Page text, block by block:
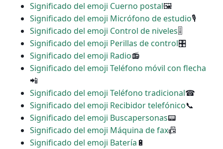
Significado del emoji Cuerno postal🖼
Significado del emoji Micrófono de estudio🎙
Significado del emoji Control de niveles🎚
Significado del emoji Perillas de control🎛
Significado del emoji Radio📻
Significado del emoji Teléfono móvil con flecha
📲
Significado del emoji Teléfono tradicional☎
Significado del emoji Recibidor telefónico📞
Significado del emoji Buscapersonas📟
Significado del emoji Máquina de fax📠
Significado del emoji Batería 🔋